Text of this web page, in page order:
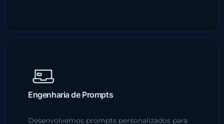
Engenharia de Prompts
Desenvolvemos prompts personalizados para